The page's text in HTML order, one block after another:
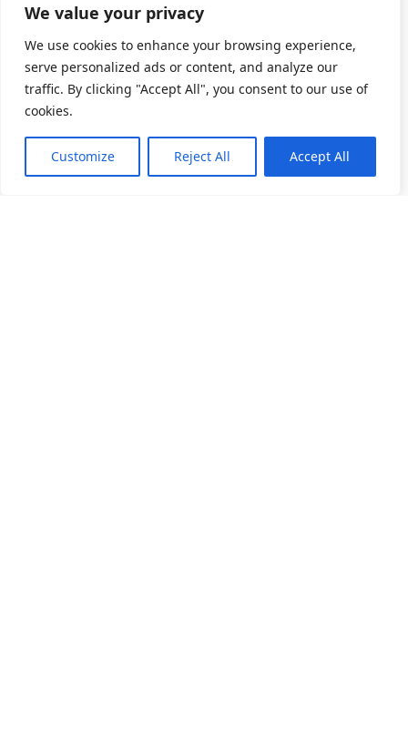
We value your privacy
We use cookies to enhance your browsing experience,
serve personalized ads or content, and analyze our
traffic. By clicking "Accept All", you consent to our use of
cookies.
Customize Reject All Accept All